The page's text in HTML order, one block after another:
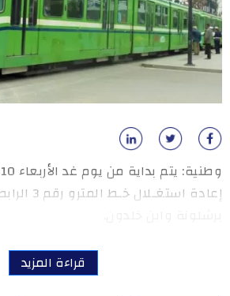
إعادة
قراءة المزيد